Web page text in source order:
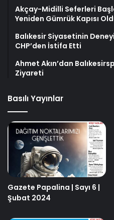
Akçay-Midilli Seferleri
Yeniden Gümrük Kapısı
Balıkesir Siyasetinin
CHP’den İstifa Etti
Ahmet Akın’dan
Ziyareti
Basılı Yayınlar
Gazete Papalina | Sayı 6 |
Şubat 2024